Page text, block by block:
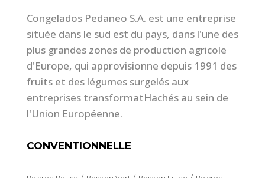
Congelados Pedaneo S.A. est une entreprise
située dans le sud est du pays, dans l'une des
plus grandes zones de production agricole
d'Europe, qui approvisionne depuis 1991 des
fruits et des légumes surgelés aux
entreprises transformatHachés au sein de
l'Union Européenne.
CONVENTIONNELLE